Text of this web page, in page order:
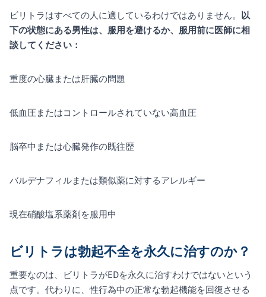
ビリトラはすべての人に適しているわけではありません。 以
下の状態にある男性は、服用を避けるか、服用前に医師に相
談してください：
重度の心臓または肝臓の問題
低血圧またはコントロールされていない高血圧
脳卒中または心臓発作の既往歴
バルデナフィルまたは類似薬に対するアレルギー
現在硝酸塩系薬剤を服用中
ビリトラは勃起不全を永久に治すのか？
重要なのは、ビリトラがEDを永久に治すわけではないという
点です。代わりに、性行為中の正常な勃起機能を回復させる